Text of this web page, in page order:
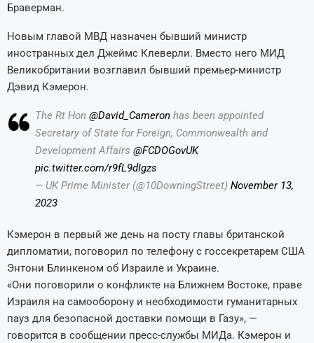
Браверман.
Новым главой МВД назначен бывший министр
иностранных дел Джеймс Клеверли. Вместо него МИД
Великобритании возглавил бывший премьер-министр
Дэвид Кэмерон.
The Rt Hon @David_Cameron has been appointed
Secretary of State for Foreign, Commonwealth and
Development Affairs @FCDOGovUK
pic.twitter.com/r9fL9dIgzs
— UK Prime Minister (@10DowningStreet) November 13,
2023
Кэмерон в первый же день на посту главы британской
дипломатии, поговорил по телефону с госсекретарем США
Энтони Блинкеном об Израиле и Украине.
«Они поговорили о конфликте на Ближнем Востоке, праве
Израиля на самооборону и необходимости гуманитарных
пауз для безопасной доставки помощи в Газу», —
говорится в сообщении пресс-службы МИДа. Кэмерон и